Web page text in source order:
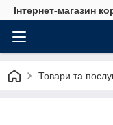
Інтернет-магазин
Товари та